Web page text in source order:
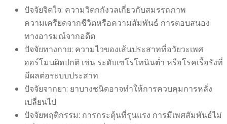
ปัจจัยจิตใจ: ความวิตกกังวลเกี่ยวกับสมรรถภาพ
ความเครียดจากชีวิตหรือความสัมพันธ์ การตอบสนอง
ทางอารมณ์จากอดีต
ปัจจัยทางกาย: ความไวของเส้นประสาทที่อวัยวะเพศ
ฮอร์โมนผิดปกติ เช่น ระดับเซโรโทนินต่ำ หรือโรคเรื้อรังที่
มีผลต่อระบบประสาท
ปัจจัยจากยา: ยาบางชนิดอาจทำให้การควบคุมการหลั่ง
เปลี่ยนไป
ปัจจัยพฤติกรรม: การกระตุ้นที่รุนแรง การมีเพศสัมพันธ์ไม่